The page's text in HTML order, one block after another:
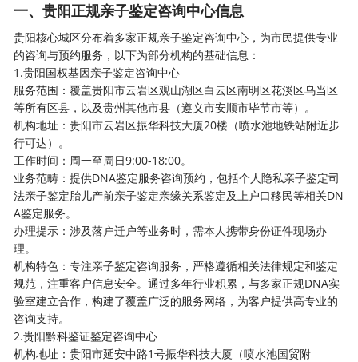
一、贵阳正规亲子鉴定咨询中心信息
贵阳核心城区分布着多家正规亲子鉴定咨询中心，为市民提供专业
的咨询与预约服务，以下为部分机构的基础信息：
1.贵阳国权基因亲子鉴定咨询中心
服务范围：覆盖贵阳市云岩区观山湖区白云区南明区花溪区乌当区
等所有区县，以及贵州其他市县（遵义市安顺市毕节市等）。
机构地址：贵阳市云岩区振华科技大厦20楼（喷水池地铁站附近步
行可达）。
工作时间：周一至周日9:00-18:00。
业务范畴：提供DNA鉴定服务咨询预约，包括个人隐私亲子鉴定司
法亲子鉴定胎儿产前亲子鉴定亲缘关系鉴定及上户口移民等相关DN
A鉴定服务。
办理提示：涉及落户迁户等业务时，需本人携带身份证件现场办
理。
机构特色：专注亲子鉴定咨询服务，严格遵循相关法律规定和鉴定
规范，注重客户信息安全。通过多年行业积累，与多家正规DNA实
验室建立合作，构建了覆盖广泛的服务网络，为客户提供高专业的
咨询支持。
2.贵阳黔科鉴证鉴定咨询中心
机构地址：贵阳市延安中路1号振华科技大厦（喷水池国贸附